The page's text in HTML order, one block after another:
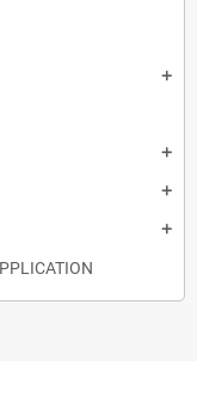
add
add
add
add